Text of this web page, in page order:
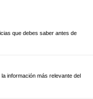
que debes saber antes de
información más relevante del